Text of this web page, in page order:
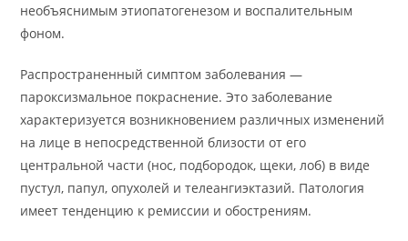
необъяснимым этиопатогенезом и воспалительным
фоном.
Распространенный симптом заболевания —
пароксизмальное покраснение. Это заболевание
характеризуется возникновением различных изменений
на лице в непосредственной близости от его
центральной части (нос, подбородок, щеки, лоб) в виде
пустул, папул, опухолей и телеангиэктазий. Патология
имеет тенденцию к ремиссии и обострениям.